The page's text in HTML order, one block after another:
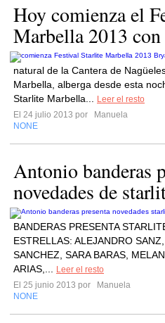
Hoy comienza el
Marbella 2013
natural de la Cantera de
Marbella, alberga desde esta
Starlite Marbella...
Leer el resto
El 24 julio 2013 por
Manuela
NONE
Antonio banderas
novedades de
BANDERAS PRESENTA
ESTRELLAS: ALEJANDRO
SANCHEZ, SARA BARAS,
ARIAS,...
Leer el resto
El 25 junio 2013 por
Manuela
NONE